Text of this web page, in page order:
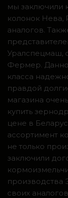
мы заключили
колонок Нева,
аналогов.
Уралспецмаш,
Фермер.
класса
правдой
магазина
купить
цене в
ассортимент
не только
заключили
производства
своих